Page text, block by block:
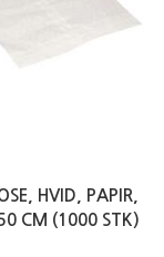
HVID, PAPIR,
CM (1000 STK)